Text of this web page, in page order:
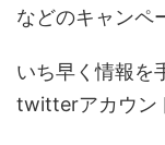
などのキャンペ
いち早く情報を
twitterアカウン